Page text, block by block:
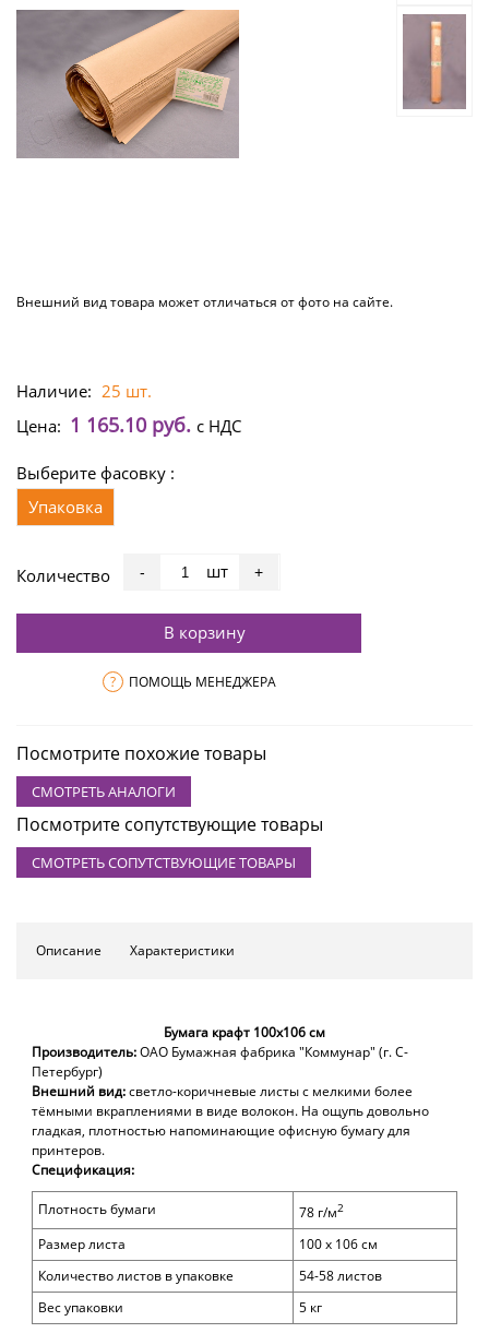
Внешний вид товара может отличаться от фото на сайте.
Наличие: 25 шт.
Цена: 1 165.10 руб. с НДС
Выберите фасовку :
Упаковка
Количество - шт +
В корзину
? ПОМОЩЬ МЕНЕДЖЕРА
Посмотрите похожие товары
СМОТРЕТЬ АНАЛОГИ
Посмотрите сопутствующие товары
СМОТРЕТЬ СОПУТСТВУЮЩИЕ ТОВАРЫ
Описание Характеристики
Бумага крафт 100х106 см
Производитель:ОАО Бумажная фабрика "Коммунар" (г. С-
Петербург)
Внешний вид:светло-коричневые листы с мелкими более
тёмными вкраплениями в виде волокон. На ощупь довольно
гладкая, плотностью напоминающие офисную бумагу для
принтеров.
Спецификация:
Плотность бумаги 78 г/м2
Размер листа
100 х 106 см
Количество листов в упаковке
54-58 листов
Вес упаковки
5 кг